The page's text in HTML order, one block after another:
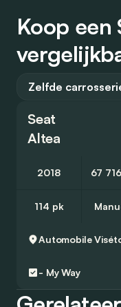
Koop een
Zelfde
Seat
Altea
2018 67
114 pk
- My Way